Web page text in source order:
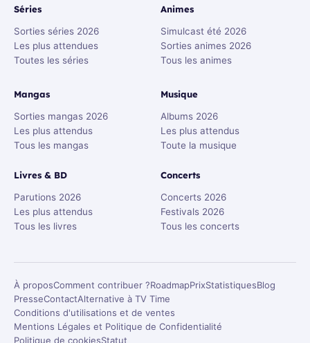
Séries
Sorties séries 2026
Les plus attendues
Toutes les séries
Animes
Simulcast été 2026
Sorties animes 2026
Tous les animes
Mangas
Sorties mangas 2026
Les plus attendus
Tous les mangas
Livres & BD
Parutions 2026
Les plus attendus
Tous les livres
Musique
Albums 2026
Les plus attendus
Toute la musique
Concerts
Concerts 2026
Festivals 2026
Tous les concerts
À proposComment contribuer ?RoadmapPrixStatistiquesBlog
PresseContactAlternative à TV Time
Conditions d'utilisations et de ventes
Mentions Légales et Politique de Confidentialité
Politique de cookiesStatut